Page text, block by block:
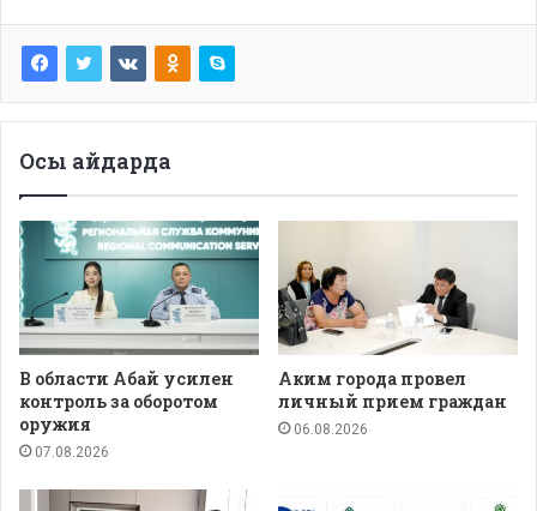
Осы айдарда
В области Абай усилен
контроль за оборотом
оружия
07.08.2026
Аким города провел
личный прием граждан
06.08.2026